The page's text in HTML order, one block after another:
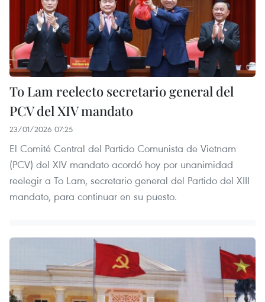
To Lam reelecto secretario general del
PCV del XIV mandato
23/01/2026 07:25
El Comité Central del Partido Comunista de Vietnam
(PCV) del XIV mandato acordó hoy por unanimidad
reelegir a To Lam, secretario general del Partido del XIII
mandato, para continuar en su puesto.